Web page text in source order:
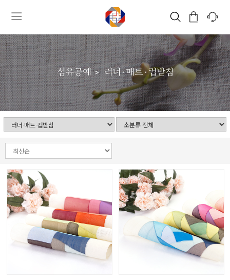
섬유공예 러너·매트·컵받침